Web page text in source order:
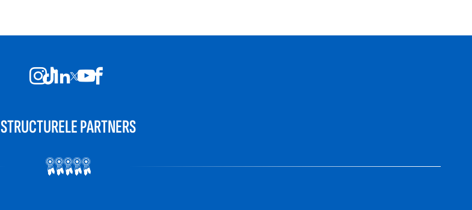
STRUCTURELE PARTNERS